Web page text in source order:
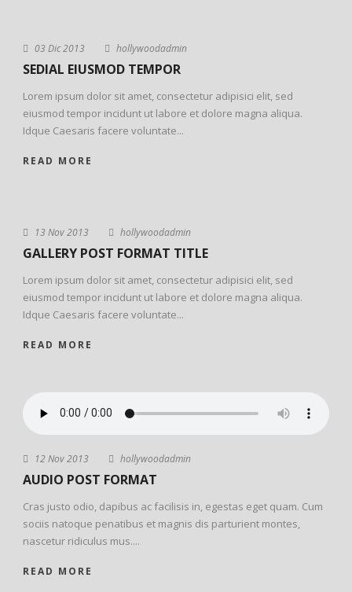
03 Dic 2013 hollywoodadmin
SEDIAL EIUSMOD TEMPOR
Lorem ipsum dolor sit amet, consectetur adipisici elit, sed
eiusmod tempor incidunt ut labore et dolore magna aliqua.
Idque Caesaris facere voluntate...
READ MORE
13 Nov 2013 hollywoodadmin
GALLERY POST FORMAT TITLE
Lorem ipsum dolor sit amet, consectetur adipisici elit, sed
eiusmod tempor incidunt ut labore et dolore magna aliqua.
Idque Caesaris facere voluntate...
READ MORE
12 Nov 2013 hollywoodadmin
AUDIO POST FORMAT
Cras justo odio, dapibus ac facilisis in, egestas eget quam. Cum
sociis natoque penatibus et magnis dis parturient montes,
nascetur ridiculus mus....
READ MORE